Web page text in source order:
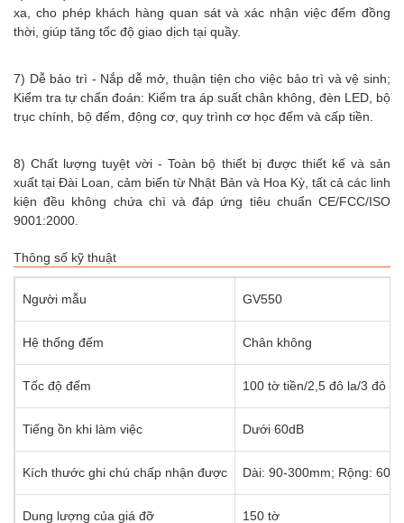
xa, cho phép khách hàng quan sát và xác nhận việc đếm đồng
thời, giúp tăng tốc độ giao dịch tại quầy.
7) Dễ bảo trì - Nắp dễ mở, thuận tiện cho việc bảo trì và vệ sinh;
Kiểm tra tự chẩn đoán: Kiểm tra áp suất chân không, đèn LED, bộ
trục chính, bộ đếm, động cơ, quy trình cơ học đếm và cấp tiền.
8) Chất lượng tuyệt vời - Toàn bộ thiết bị được thiết kế và sản
xuất tại Đài Loan, cảm biến từ Nhật Bản và Hoa Kỳ, tất cả các linh
kiện đều không chứa chì và đáp ứng tiêu chuẩn CE/FCC/ISO
9001:2000.
Thông số kỹ thuật
Người mẫu GV550
Hệ thống đếm Chân không
Tốc độ đếm 100 tờ tiền/2,5 đô la/3 đô
Tiếng ồn khi làm việc Dưới 60dB
Kích thước ghi chú chấp nhận được Dài: 90-300mm; Rộng: 60-
Dung lượng của giá đỡ 150 tờ